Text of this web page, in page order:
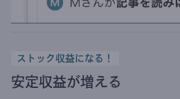
ストック収益になる！
安定収益が増える